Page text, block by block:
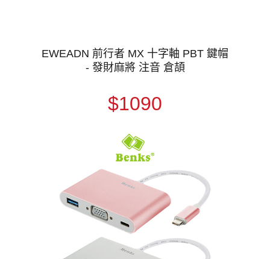
EWEADN 前行者 MX 十字軸 PBT 鍵帽
- 發財麻將 注音 倉頡
$1090